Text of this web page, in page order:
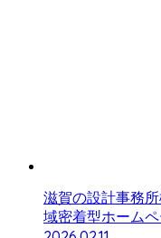
滋賀の設計事務
域密着型ホーム